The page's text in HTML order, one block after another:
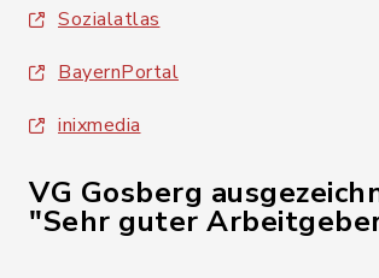
Sozialatlas
BayernPortal
inixmedia
VG Gosberg
"Sehr guter